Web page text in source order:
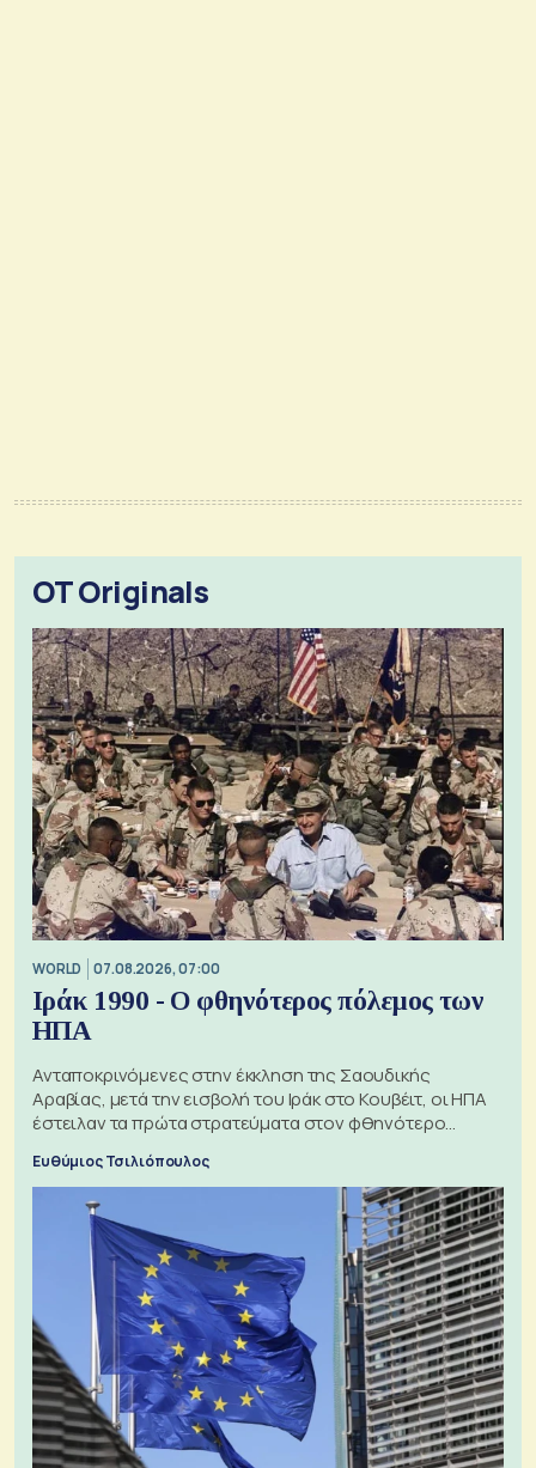
OT Originals
WORLD 07.08.2026, 07:00
Ιράκ 1990 - Ο φθηνότερος πόλεμος των
ΗΠΑ
Ανταποκρινόμενες στην έκκληση της Σαουδικής
Αραβίας, μετά την εισβολή του Ιράκ στο Κουβέιτ, οι ΗΠΑ
έστειλαν τα πρώτα στρατεύματα στον φθηνότερο
Ευθύμιος Τσιλιόπουλος